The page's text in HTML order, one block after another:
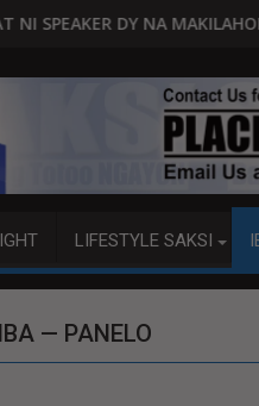
SA PAGBUO NG MGA
MALACAÑANG
LIFESTYLE SAKSI
— PANELO